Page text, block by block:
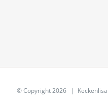
© Copyright2026 |